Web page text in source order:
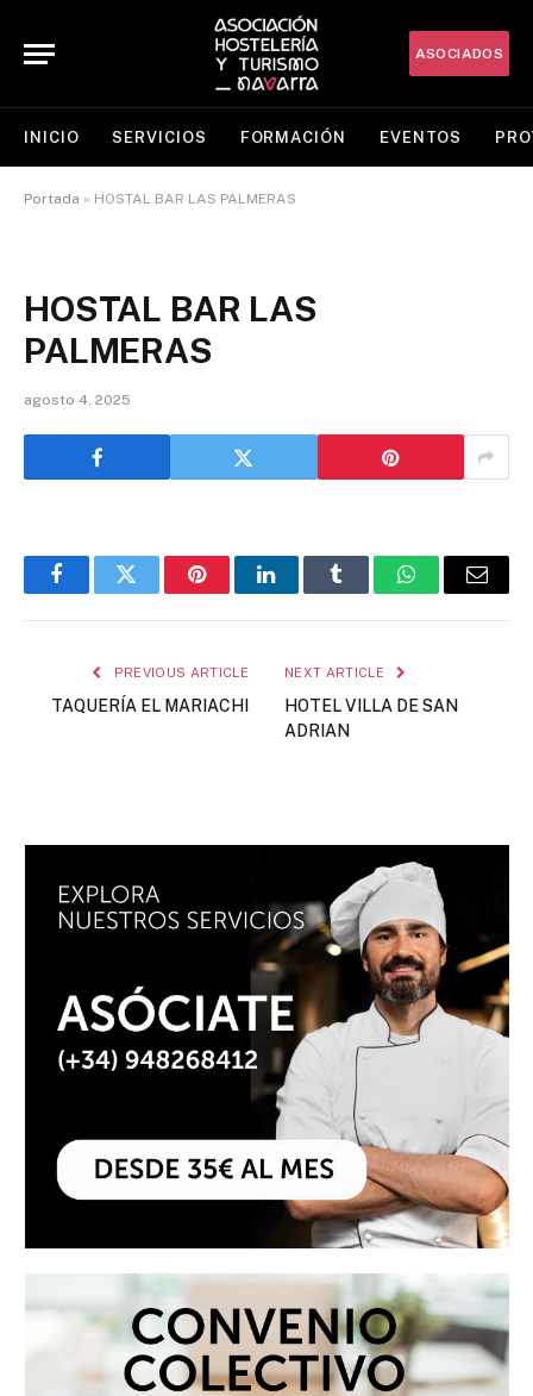
ASOCIADOS
INICIO SERVICIOS FORMACIÓN EVENTOS
Portada » HOSTAL BAR LAS PALMERAS
HOSTAL BAR LAS
PALMERAS
agosto 4, 2025
FacebookTwitter PinterestLinkedInTumblr WhatsAppEmail
PREVIOUS ARTICLE
TAQUERÍA EL MARIACHI
NEXT ARTICLE
HOTEL VILLA DE SAN
ADRIAN